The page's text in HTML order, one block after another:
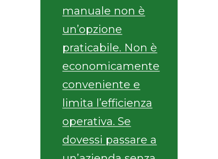
manuale non è
un’opzione
praticabile. Non è
economicamente
conveniente e
limita l’efficienza
operativa. Se
dovessi passare a